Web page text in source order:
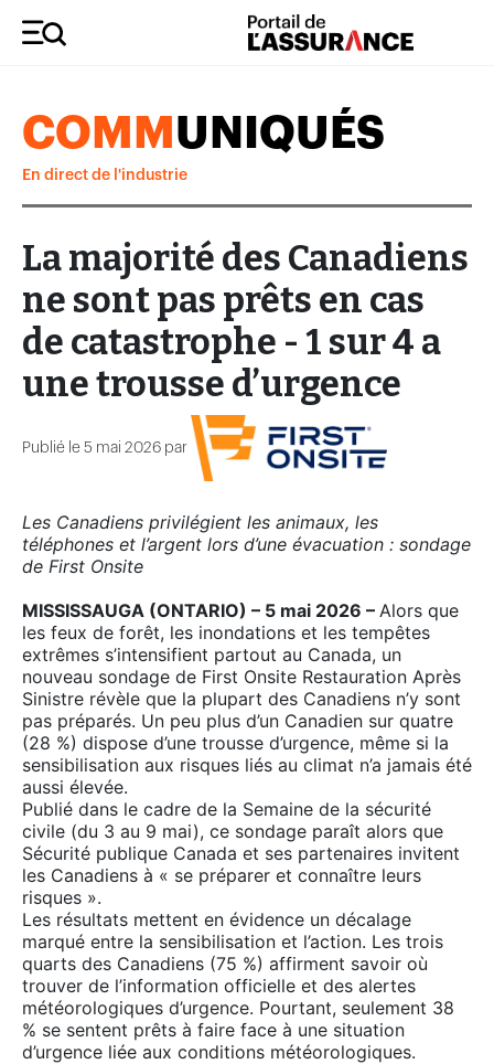
COMM UNIQUÉS
En direct de l'industrie
La majorité des Canadiens
ne sont pas prêts en cas
de catastrophe - 1 sur 4 a
une trousse d’urgence
Publié le 5 mai 2026 par
Les Canadiens privilégient les animaux, les
téléphones et l’argent lors d’une évacuation : sondage
de First Onsite
MISSISSAUGA (ONTARIO) – 5 mai 2026 – Alors que
les feux de forêt, les inondations et les tempêtes
extrêmes s’intensifient partout au Canada, un
nouveau sondage de First Onsite Restauration Après
Sinistre révèle que la plupart des Canadiens n’y sont
pas préparés. Un peu plus d’un Canadien sur quatre
(28 %) dispose d’une trousse d’urgence, même si la
sensibilisation aux risques liés au climat n’a jamais été
aussi élevée.
Publié dans le cadre de la Semaine de la sécurité
civile (du 3 au 9 mai), ce sondage paraît alors que
Sécurité publique Canada et ses partenaires invitent
les Canadiens à « se préparer et connaître leurs
risques ».
Les résultats mettent en évidence un décalage
marqué entre la sensibilisation et l’action. Les trois
quarts des Canadiens (75 %) affirment savoir où
trouver de l’information officielle et des alertes
météorologiques d’urgence. Pourtant, seulement 38
% se sentent prêts à faire face à une situation
d’urgence liée aux conditions météorologiques.